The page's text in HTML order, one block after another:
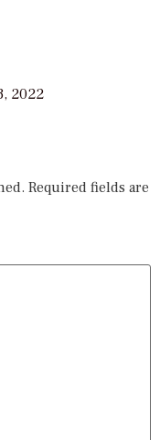
2022
Required fields are